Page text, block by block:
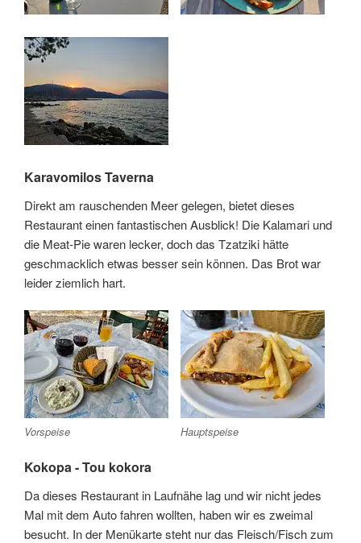
Karavomilos Taverna
Direkt am rauschenden Meer gelegen, bietet dieses
Restaurant einen fantastischen Ausblick! Die Kalamari und
die Meat-Pie waren lecker, doch das Tzatziki hätte
geschmacklich etwas besser sein können. Das Brot war
leider ziemlich hart.
Vorspeise Hauptspeise
Kokopa - Tou kokora
Da dieses Restaurant in Laufnähe lag und wir nicht jedes
Mal mit dem Auto fahren wollten, haben wir es zweimal
besucht. In der Menükarte steht nur das Fleisch/Fisch zum